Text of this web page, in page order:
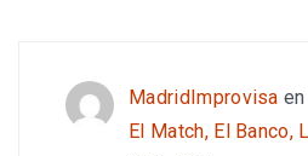
MadridImprovisa en
El Match, El Banco,